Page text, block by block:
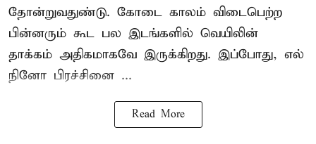
தோன்றுவதுண்டு. கோடை காலம் விடைபெற்ற
பின்னரும் கூட பல இடங்களில் வெயிலின்
தாக்கம் அதிகமாகவே இருக்கிறது. இப்போது, எல்
நினோ பிரச்சினை ...
Read More